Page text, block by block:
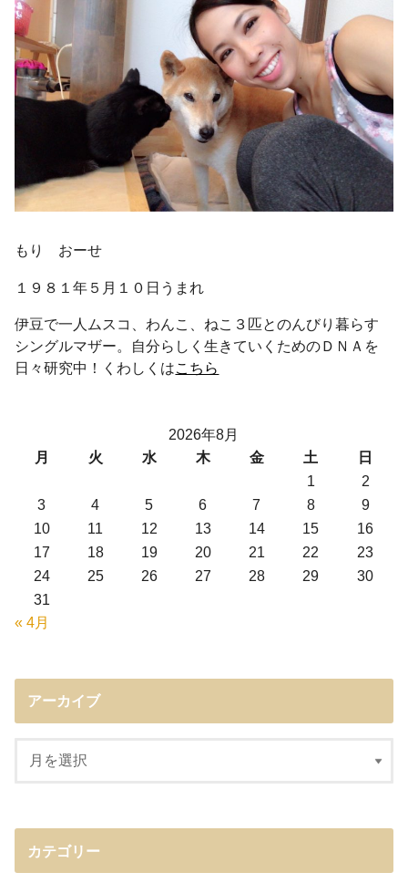
もり おーせ
１９８１年５月１０日うまれ
伊豆で一人ムスコ、わんこ、ねこ３匹とのんびり暮らす
シングルマザー。自分らしく生きていくためのＤＮＡを
日々研究中！くわしくはこちら
2026年8月
月
火 水 木 金 土
日
1
2
3
4 5 6 7 8
9
10
11 12 13 14 15
16
17
18 19 20 21 22
23
24
25 26 27 28 29
30
31
« 4月
アーカイブ
カテゴリー